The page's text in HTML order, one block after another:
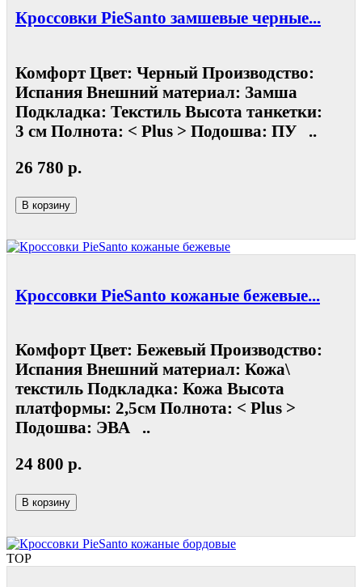
Кроссовки PieSanto замшевые черные...
Комфорт Цвет: Черный Производство:
Испания Внешний материал: Замша
Подкладка: Текстиль Высота танкетки:
3 см Полнота: < Plus > Подошва: ПУ ..
26 780 р.
В корзину
Кроссовки PieSanto кожаные бежевые...
Комфорт Цвет: Бежевый Производство:
Испания Внешний материал: Кожа\
текстиль Подкладка: Кожа Высота
платформы: 2,5см Полнота: < Plus >
Подошва: ЭВА ..
24 800 р.
В корзину
TOP